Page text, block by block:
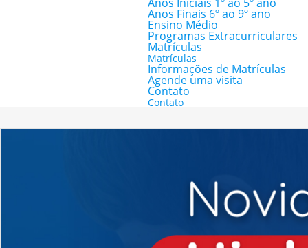
Anos Finais 6º ao 9º ano
Ensino Médio
Programas Extracurriculares
Matrículas
Matrículas
Informações de Matrículas
Agende uma visita
Contato
Contato